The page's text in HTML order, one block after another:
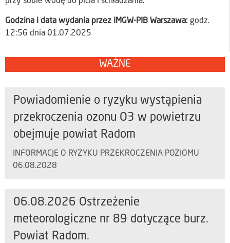
Godzina i data wydania przez IMGW-PIB Warszawa: godz.
12:56 dnia 01.07.2025
WAŻNE
Powiadomienie o ryzyku wystąpienia
przekroczenia ozonu O3 w powietrzu
obejmuje powiat Radom
INFORMACJE O RYZYKU PRZEKROCZENIA POZIOMU
06.08.2028
06.08.2026 Ostrzeżenie
meteorologiczne nr 89 dotyczące burz.
Powiat Radom.